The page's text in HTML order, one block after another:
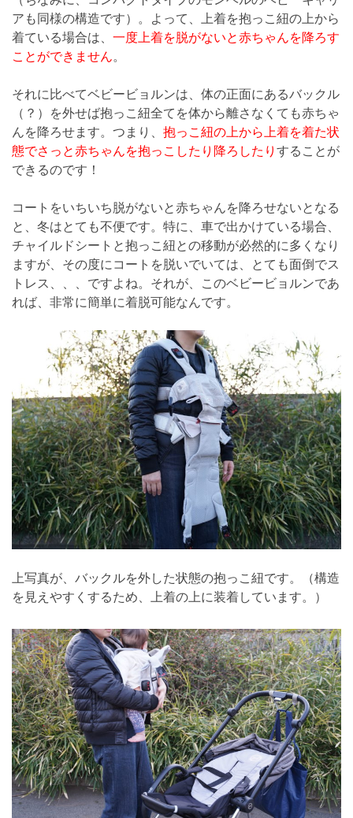
アも同様の構造です）。よって、上着を抱っこ紐の上から
着ている場合は、 一度上着を脱がないと赤ちゃんを降ろす
ことができません。
それに比べてベビービョルンは、体の正面にあるバックル
（？）を外せば抱っこ紐全てを体から離さなくても赤ちゃ
んを降ろせます。つまり、 抱っこ紐の上から上着を着た状
態でさっと赤ちゃんを抱っこしたり降ろしたり することが
できるのです！
コートをいちいち脱がないと赤ちゃんを降ろせないとなる
と、冬はとても不便です。特に、車で出かけている場合、
チャイルドシートと抱っこ紐との移動が必然的に多くなり
ますが、その度にコートを脱いでいては、とても面倒でス
トレス、、、ですよね。それが、このベビービョルンであ
れば、非常に簡単に着脱可能なんです。
上写真が、バックルを外した状態の抱っこ紐です。（構造
を見えやすくするため、上着の上に装着しています。）